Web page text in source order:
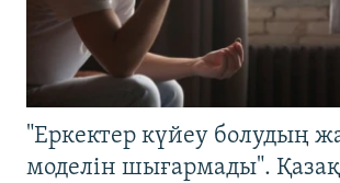
"Еркектер күйеу болудың
моделін шығармады".